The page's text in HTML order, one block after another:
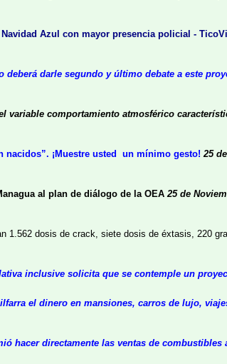
Navidad Azul con mayor presencia policial -
darle segundo y último debate a este
variable comportamiento atmosférico
nacidos”. ¡Muestre usted un mínimo gesto! 25
al plan de diálogo de la OEA 25 de
1.562 dosis de crack, siete dosis de éxtasis, 220
inclusive solicita que se contemple un
el dinero en mansiones, carros de lujo,
hacer directamente las ventas de combustibles